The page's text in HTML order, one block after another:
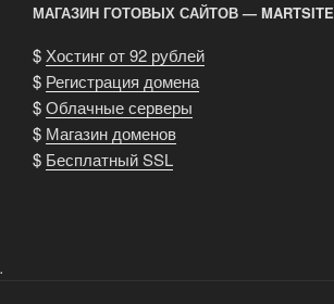
МАГАЗИН ГОТОВЫХ САЙТОВ —
$ Хостинг от 92 рублей
$ Регистрация домена
$Облачные серверы
$ Магазин доменов
$ Бесплатный SSL
.